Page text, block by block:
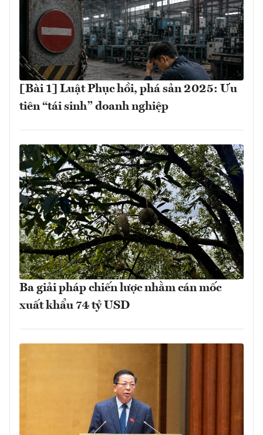
[Bài 1] Luật Phục hồi, phá sản 2025: Ưu
tiên “tái sinh” doanh nghiệp
Ba giải pháp chiến lược nhằm cán mốc
xuất khẩu 74 tỷ USD